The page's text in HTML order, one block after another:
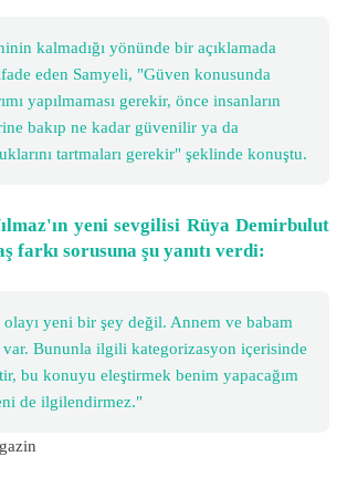
kalmadığı yönünde bir açıklamada
eden Samyeli, "Güven konusunda
yapılmaması gerekir, önce insanların
bakıp ne kadar güvenilir ya da
tartmaları gerekir" şeklinde konuştu.
yeni sevgilisi Rüya Demirbulut
farkı sorusuna şu yanıtı verdi:
olayı yeni bir şey değil. Annem ve babam
var. Bununla ilgili kategorizasyon içerisinde
bu konuyu eleştirmek benim yapacağım
de ilgilendirmez."